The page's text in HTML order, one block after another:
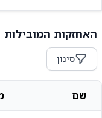
האחזקות המובילות
סינון
שם